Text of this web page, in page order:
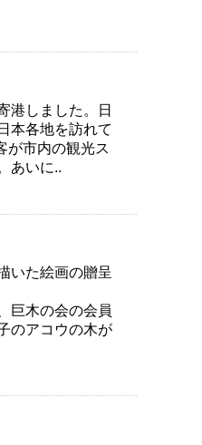
港しました。日
本各地を訪れて
が市内の観光ス
あいに..
いた絵画の贈呈
巨木の会の会員
のアコウの木が